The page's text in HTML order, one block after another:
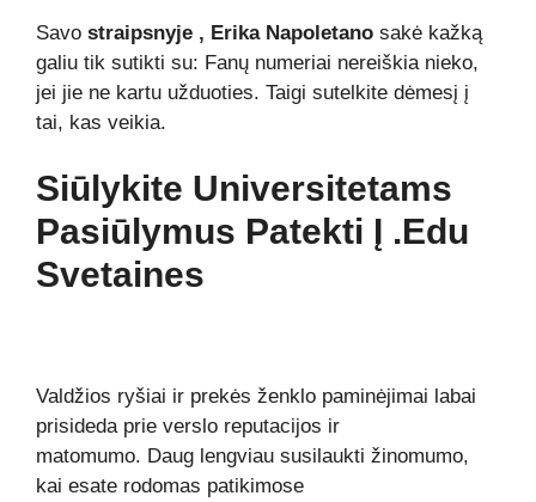
Savo straipsnyje , Erika Napoletano sakė kažką
galiu tik sutikti su: Fanų numeriai nereiškia nieko,
jei jie ne kartu užduoties. Taigi sutelkite dėmesį į
tai, kas veikia.
Siūlykite Universitetams
Pasiūlymus Patekti Į .edu
Svetaines
Valdžios ryšiai ir prekės ženklo paminėjimai labai
prisideda prie verslo reputacijos ir
matomumo. Daug lengviau susilaukti žinomumo,
kai esate rodomas patikimose